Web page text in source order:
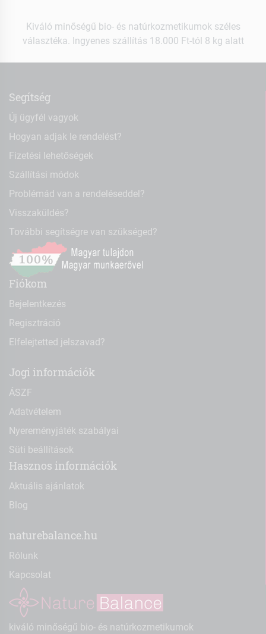
Kiváló minőségű bio- és natúrkozmetikumok széles
választéka. Ingyenes szállítás 18.000 Ft-tól 8 kg alatt
Segítség
Új ügyfél vagyok
Hogyan adjak le rendelést?
Fizetési lehetőségek
Szállítási módok
Problémád van a rendeléseddel?
Visszaküldés?
További segítségre van szükséged?
Fiókom
Bejelentkezés
Regisztráció
Elfelejtetted jelszavad?
Jogi információk
ÁSZF
Adatvételem
Nyereményjáték szabályai
Süti beállítások
Hasznos információk
Aktuális ajánlatok
Blog
naturebalance.hu
Rólunk
Kapcsolat
kiváló minőségű bio- és natúrkozmetikumok